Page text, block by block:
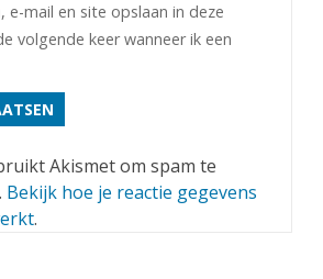
e-mail en site opslaan in deze
volgende keer wanneer ik een
Akismet om spam te
Bekijk hoe je reactie gegevens
.